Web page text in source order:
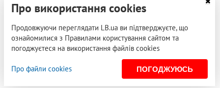
Про використання cookies
Продовжуючи переглядати LB.ua ви підтверджуєте, що
ознайомилися з Правилами користування сайтом та
погоджуєтеся на використання файлів cookies
Про файли cookies ПОГОДЖУЮСЬ